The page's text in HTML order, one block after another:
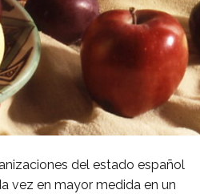
del estado español
vez en mayor medida en un